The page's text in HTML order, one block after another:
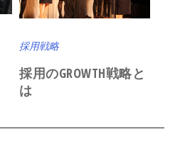
採用戦略
採用のGROWTH戦略と
は